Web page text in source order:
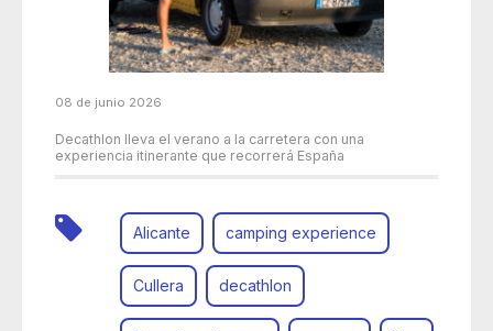
08 de junio 2026
Decathlon lleva el verano a la carretera con una
experiencia itinerante que recorrerá España
Alicante camping experience
Cullera decathlon